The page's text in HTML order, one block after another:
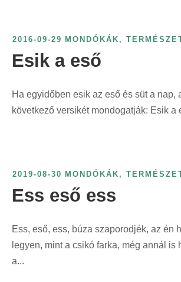
g
r
a
s
i
n
:
z
á
s
z
n
:
e
e
ü
l
z
e
i
n
l
á
:
2016-09-29 MONDÓKÁK ,
Esik a eső
Ha egyidőben esik az eső és süt a nap,
következő versikét mondogatják: Esik a
2019-08-30 MONDÓKÁK ,
Ess eső ess
Ess, eső, ess, búza szaporodjék, az én
legyen, mint a csikó farka, még annál is
a...